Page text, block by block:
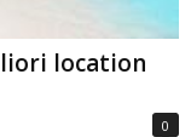
location
0